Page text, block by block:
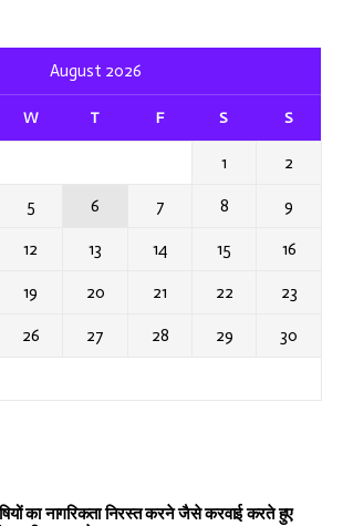
August 2026
W T F S S
1 2
5 6 7 8 9
12 13 14 15 16
19 20 21 22 23
26 27 28 29 30
का नागरिकता निरस्त करने जैसे करवाई करते हुए